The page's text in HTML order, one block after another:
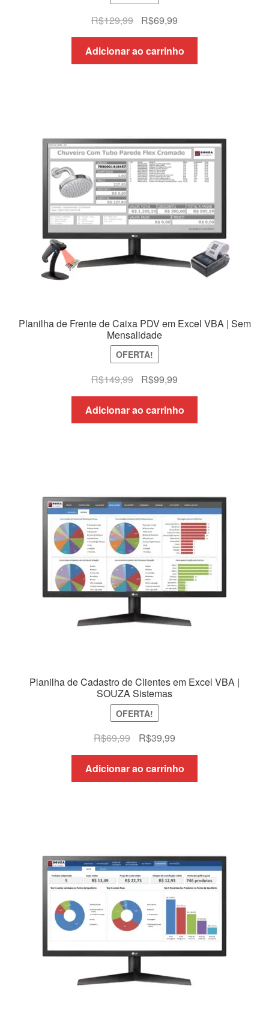
R$129,99
O
preço
original
era:
R$69,99
preço
atual
é:
Adicionar ao carrinho
Planilha de Frente de Caixa PDV em Excel VBA | Sem
Mensalidade
OFERTA!
R$149,99
O
preço
original
era:
R$99,99
preço
atual
é:
Adicionar ao carrinho
Planilha de Cadastro de Clientes em Excel VBA |
SOUZA Sistemas
OFERTA!
R$69,99
O
preço
original
era:
R$39,99O
preço
atual
é:
Adicionar ao carrinho